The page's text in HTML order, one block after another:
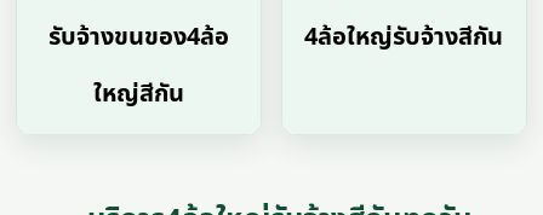
รับจ้างขนของ4ล้อ
ใหญ่สีกัน
4ล้อใหญ่รับจ้างสีกัน